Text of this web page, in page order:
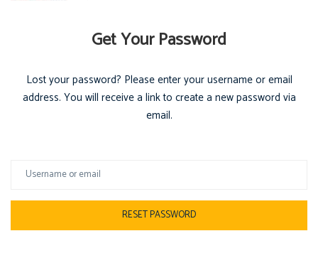
Get Your Password
Lost your password? Please enter your username or email
address. You will receive a link to create a new password via
email.